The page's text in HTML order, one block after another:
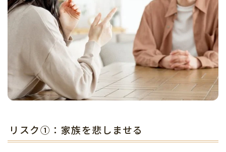
リスク①：家族を悲しませる